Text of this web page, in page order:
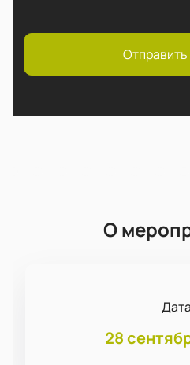
Отправить
О
Дата
28